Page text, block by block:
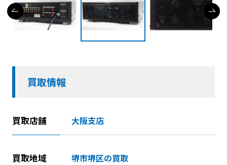
買取情報
買取店舗 大阪支店
買取地域 堺市堺区の買取